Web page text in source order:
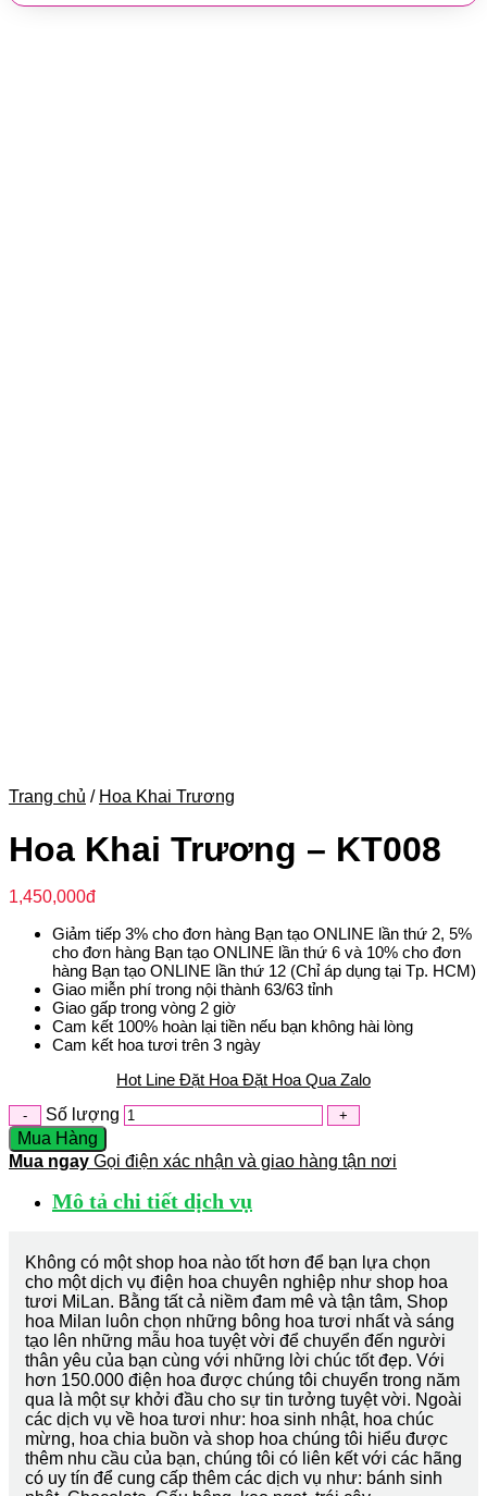
Trang chủ / Hoa Khai Trương
Hoa Khai Trương – KT008
1,450,000đ
Giảm tiếp 3% cho đơn hàng Bạn tạo ONLINE lần thứ 2, 5%
cho đơn hàng Bạn tạo ONLINE lần thứ 6 và 10% cho đơn
hàng Bạn tạo ONLINE lần thứ 12 (Chỉ áp dụng tại Tp. HCM)
Giao miễn phí trong nội thành 63/63 tỉnh
Giao gấp trong vòng 2 giờ
Cam kết 100% hoàn lại tiền nếu bạn không hài lòng
Cam kết hoa tươi trên 3 ngày
Hot Line Đặt Hoa Đặt Hoa Qua Zalo
Số lượng
Mua Hàng
Mua ngay Gọi điện xác nhận và giao hàng tận nơi
Mô tả chi tiết dịch vụ
Không có một shop hoa nào tốt hơn để bạn lựa chọn
cho một dịch vụ điện hoa chuyên nghiệp như shop hoa
tươi MiLan. Bằng tất cả niềm đam mê và tận tâm, Shop
hoa Milan luôn chọn những bông hoa tươi nhất và sáng
tạo lên những mẫu hoa tuyệt vời để chuyển đến người
thân yêu của bạn cùng với những lời chúc tốt đẹp. Với
hơn 150.000 điện hoa được chúng tôi chuyển trong năm
qua là một sự khởi đầu cho sự tin tưởng tuyệt vời. Ngoài
các dịch vụ về hoa tươi như: hoa sinh nhật, hoa chúc
mừng, hoa chia buồn và shop hoa chúng tôi hiểu được
thêm nhu cầu của bạn, chúng tôi có liên kết với các hãng
có uy tín để cung cấp thêm các dịch vụ như: bánh sinh